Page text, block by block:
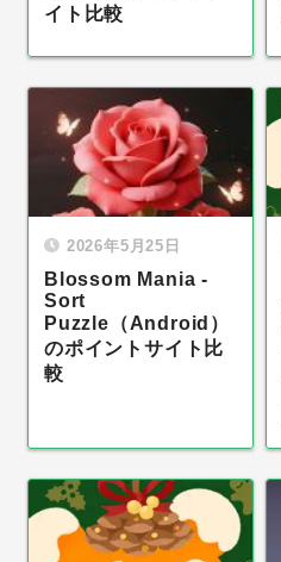
イト比較
2026年5月25日
Blossom Mania -
Sort
Puzzle（Android）
のポイントサイト比
較